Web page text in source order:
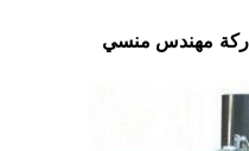
مهندس منسي